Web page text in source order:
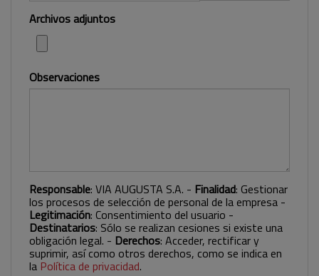
Archivos adjuntos
Observaciones
Responsable: VIA AUGUSTA S.A. - Finalidad: Gestionar
los procesos de selección de personal de la empresa -
Legitimación: Consentimiento del usuario -
Destinatarios: Sólo se realizan cesiones si existe una
obligación legal. - Derechos: Acceder, rectificar y
suprimir, así como otros derechos, como se indica en
la Política de privacidad.